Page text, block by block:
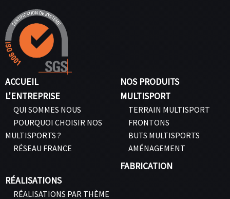
ACCUEIL
L'ENTREPRISE
QUI SOMMES NOUS
POURQUOI CHOISIR NOS
MULTISPORTS ?
RÉSEAU FRANCE
NOS PRODUITS
MULTISPORT
TERRAIN MULTISPORT
FRONTONS
BUTS MULTISPORTS
AMÉNAGEMENT
FABRICATION
RÉALISATIONS
RÉALISATIONS PAR THÈME